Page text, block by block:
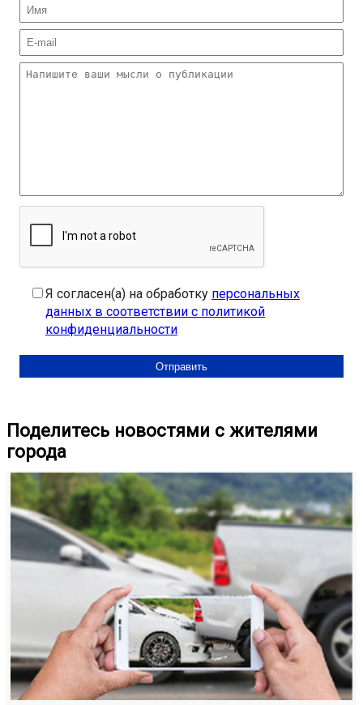
Я согласен(а) на обработку персональных
данных в соответствии с политикой
конфиденциальности
Поделитесь новостями с жителями
города